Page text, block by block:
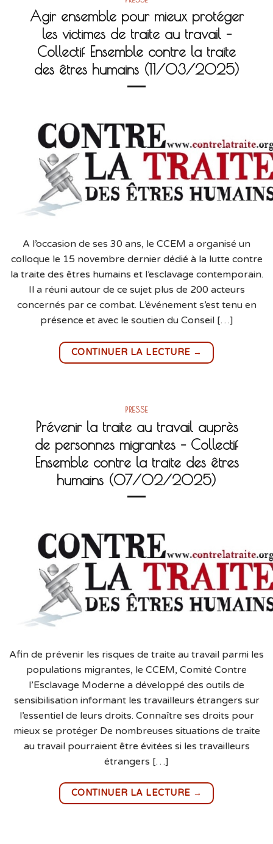
Agir ensemble pour mieux protéger
les victimes de traite au travail –
Collectif Ensemble contre la traite
des êtres humains (11/03/2025)
A l’occasion de ses 30 ans, le CCEM a organisé un
colloque le 15 novembre dernier dédié à la lutte contre
la traite des êtres humains et l’esclavage contemporain.
Il a réuni autour de ce sujet plus de 200 acteurs
concernés par ce combat. L’événement s’est tenu en
présence et avec le soutien du Conseil […]
CONTINUER LA LECTURE →
PRESSE
Prévenir la traite au travail auprès
de personnes migrantes – Collectif
Ensemble contre la traite des êtres
humains (07/02/2025)
Afin de prévenir les risques de traite au travail parmi les
populations migrantes, le CCEM, Comité Contre
l’Esclavage Moderne a développé des outils de
sensibilisation informant les travailleurs étrangers sur
l’essentiel de leurs droits. Connaître ses droits pour
mieux se protéger De nombreuses situations de traite
au travail pourraient être évitées si les travailleurs
étrangers […]
CONTINUER LA LECTURE →